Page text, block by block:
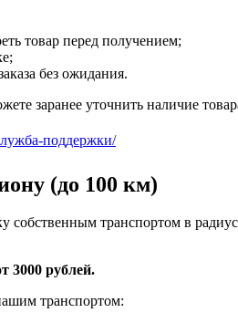
товар перед получением;
без ожидания.
заранее уточнить наличие
поддержки/
(до 100 км)
собственным транспортом в
3000 рублей.
транспортом: